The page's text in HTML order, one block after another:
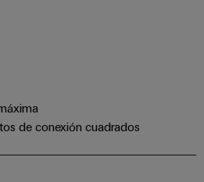
de conexión cuadrados